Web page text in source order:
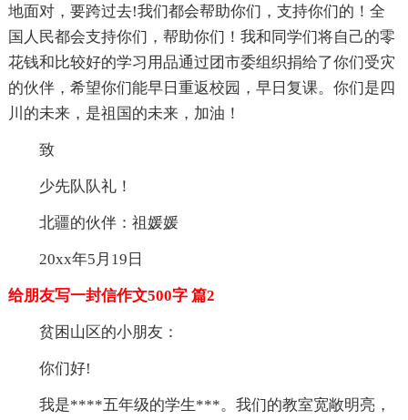
地面对，要跨过去!我们都会帮助你们，支持你们的！全
国人民都会支持你们，帮助你们！我和同学们将自己的零
花钱和比较好的学习用品通过团市委组织捐给了你们受灾
的伙伴，希望你们能早日重返校园，早日复课。你们是四
川的未来，是祖国的未来，加油！
致
少先队队礼！
北疆的伙伴：祖媛媛
20xx年5月19日
给朋友写一封信作文500字 篇2
贫困山区的小朋友：
你们好!
我是****五年级的学生***。我们的教室宽敞明亮，